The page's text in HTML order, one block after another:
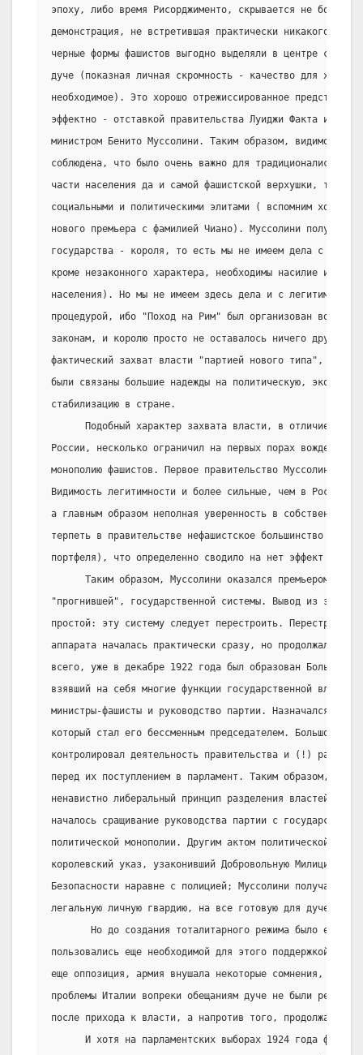
эпоху, либо время Рисорджименто, скрывается не более,
демонстрация, не встретившая практически никакого
черные формы фашистов выгодно выделяли в центре
дуче (показная личная скромность - качество для
необходимое). Это хорошо отрежиссированное
эффектно - отставкой правительства Луиджи Факта и
министром Бенито Муссолини. Таким образом, видимость
соблюдена, что было очень важно для традиционалистски
части населения да и самой фашистской верхушки, тесно
социальными и политическими элитами ( вспомним хотя бы
нового премьера с фамилией Чиано). Муссолини получил
государства - короля, то есть мы не имеем дела с
кроме незаконного характера, необходимы насилие и
населения). Но мы не имеем здесь дела и с легитимной
процедурой, ибо "Поход на Рим" был организован вопреки
законам, и королю просто не оставалось ничего другого,
фактический захват власти "партией нового типа", тем
были связаны большие надежды на политическую,
стабилизацию в стране.
Подобный характер захвата власти, в отличие от
России, несколько ограничил на первых порах
монополию фашистов. Первое правительство Муссолини не
Видимость легитимности и более сильные, чем в России,
а главным образом неполная уверенность в собственных
терпеть в правительстве нефашистское большинство
портфеля), что определенно сводило на нет эффект
Таким образом, Муссолини оказался премьером в
"прогнившей", государственной системы. Вывод из этого
простой: эту систему следует перестроить. Перестройка
аппарата началась практически сразу, но продолжалась
всего, уже в декабре 1922 года был образован Большой
взявший на себя многие функции государственной
министры-фашисты и руководство партии. Назначался он
который стал его бессменным председателем. Большой
контролировал деятельность правительства и (!)
перед их поступлением в парламент. Таким образом,
ненавистно либеральный принцип разделения властей,
началось сращивание руководства партии с
политической монополии. Другим актом политической
королевский указ, узаконивший Добровольную Милицию
Безопасности наравне с полицией; Муссолини получал,
легальную личную гвардию, на все готовую для дуче.
Но до создания тоталитарного режима было еще
пользовались еще необходимой для этого поддержкой
еще оппозиция, армия внушала некоторые сомнения,
проблемы Италии вопреки обещаниям дуче не были решены
после прихода к власти, а напротив того, продолжали
И хотя на парламентских выборах 1924 года